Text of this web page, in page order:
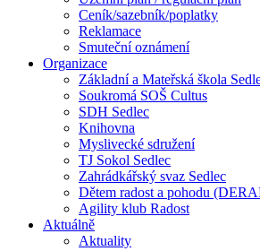
Ceník/sazebník/poplatky
Reklamace
Smuteční oznámení
Organizace
Základní a Mateřská škola
Soukromá SOŠ Cultus
SDH Sedlec
Knihovna
Myslivecké sdružení
TJ Sokol Sedlec
Zahrádkářský svaz Sedlec
Dětem radost a pohodu
Agility klub Radost
Aktuálně
Aktuality